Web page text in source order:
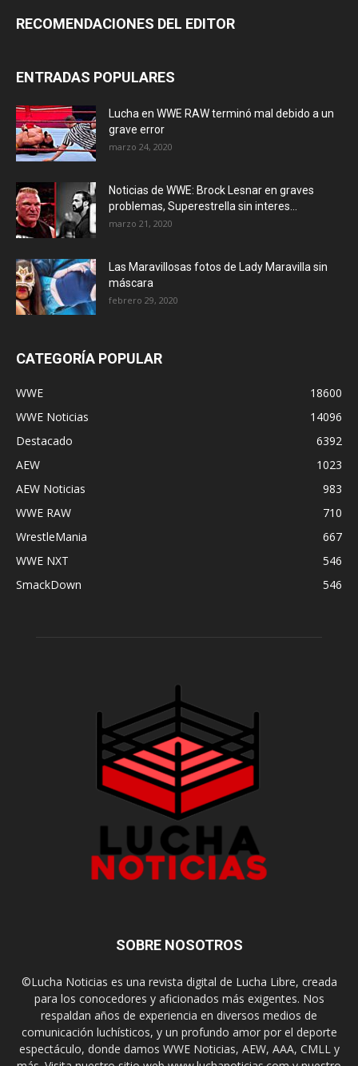
RECOMENDACIONES DEL EDITOR
ENTRADAS POPULARES
Lucha en WWE RAW terminó mal debido a un
grave error
marzo 24, 2020
Noticias de WWE: Brock Lesnar en graves
problemas, Superestrella sin interes...
marzo 21, 2020
Las Maravillosas fotos de Lady Maravilla sin
máscara
febrero 29, 2020
CATEGORÍA POPULAR
WWE
18600
WWE Noticias
14096
Destacado
6392
AEW
1023
AEW Noticias
983
WWE RAW
710
WrestleMania
667
WWE NXT
546
SmackDown
546
SOBRE NOSOTROS
©Lucha Noticias es una revista digital de Lucha Libre, creada
para los conocedores y aficionados más exigentes. Nos
respaldan años de experiencia en diversos medios de
comunicación luchísticos, y un profundo amor por el deporte
espectáculo, donde damos WWE Noticias, AEW, AAA, CMLL y